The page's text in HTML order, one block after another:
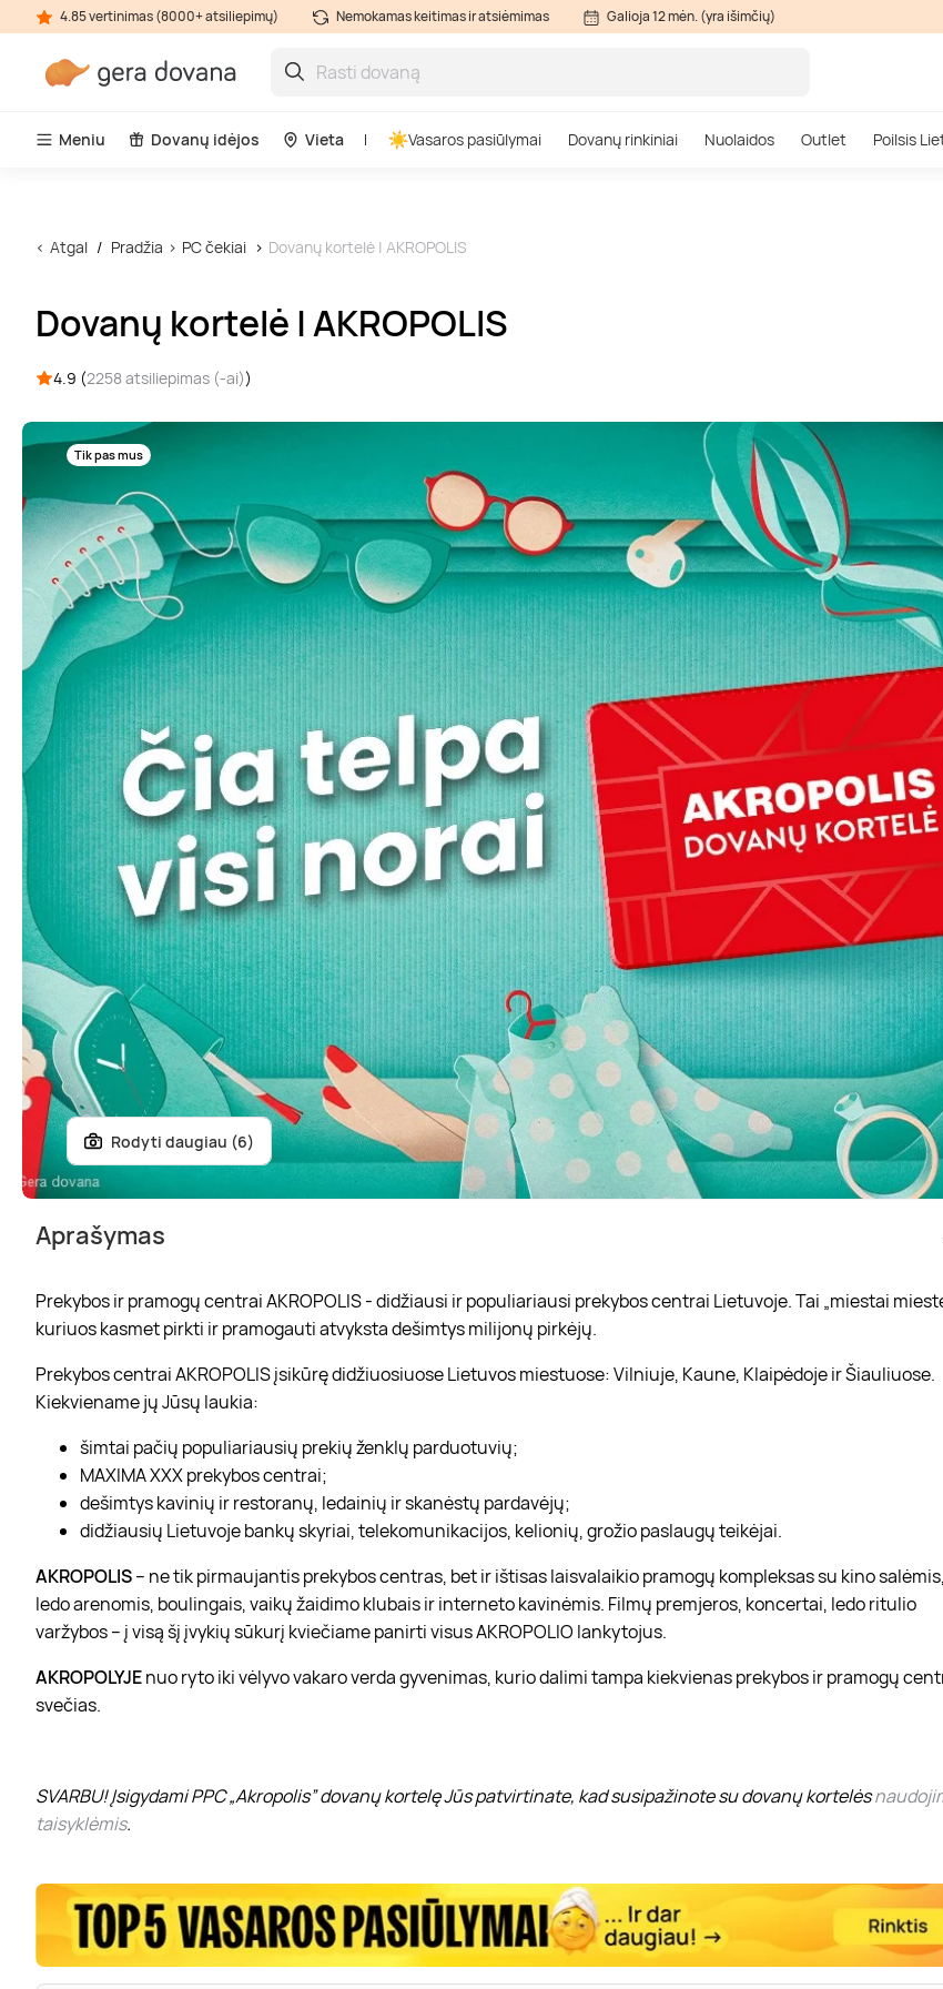
4.85 vertinimas (8000+ atsiliepimų) Nemokamas keitimas ir atsiėmimas Galioja 12 mėn. (yra išimčių)
Meniu Dovanų idėjos Vieta Vasaros pasiūlymai Dovanų rinkiniai Nuolaidos Outlet Poilsis
Atgal Pradžia PC čekiai Dovanų kortelė | AKROPOLIS
Dovanų kortelė | AKROPOLIS
4.9 (2258 atsiliepimas (-ai))
Tik pas mus
Rodyti daugiau (6)
Aprašymas
Prekybos ir pramogų centrai AKROPOLIS - didžiausi ir populiariausi prekybos centrai Lietuvoje. Tai „miestai
kuriuos kasmet pirkti ir pramogauti atvyksta dešimtys milijonų pirkėjų.
Prekybos centrai AKROPOLIS įsikūrę didžiuosiuose Lietuvos miestuose: Vilniuje, Kaune, Klaipėdoje ir Šiauliuose.
Kiekviename jų Jūsų laukia:
šimtai pačių populiariausių prekių ženklų parduotuvių;
MAXIMA XXX prekybos centrai;
dešimtys kavinių ir restoranų, ledainių ir skanėstų pardavėjų;
didžiausių Lietuvoje bankų skyriai, telekomunikacijos, kelionių, grožio paslaugų teikėjai.
AKROPOLIS– ne tik pirmaujantis prekybos centras, bet ir ištisas laisvalaikio pramogų kompleksas su kino salėmis,
ledo arenomis, boulingais, vaikų žaidimo klubais ir interneto kavinėmis. Filmų premjeros, koncertai, ledo ritulio
varžybos – į visą šį įvykių sūkurį kviečiame panirti visus AKROPOLIO lankytojus.
AKROPOLYJEnuo ryto iki vėlyvo vakaro verda gyvenimas, kurio dalimi tampa kiekvienas prekybos ir pramogų
svečias.
SVARBU! Įsigydami PPC „Akropolis” dovanų kortelę Jūs patvirtinate, kad susipažinote su dovanų kortelės
taisyklėmis.